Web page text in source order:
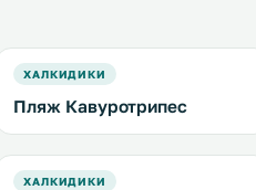
ХАЛКИДИКИ
Пляж Кавуротрипес
ХАЛКИДИКИ